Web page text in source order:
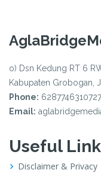
o) Dsn Kedung RT 6
Kabupaten Grobogan,
Phone:
Email:
Useful
Disclaimer & Privacy